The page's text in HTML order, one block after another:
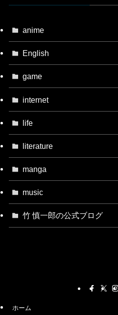
anime
English
game
internet
life
literature
manga
music
竹 慎一郎の公式ブログ
ホーム